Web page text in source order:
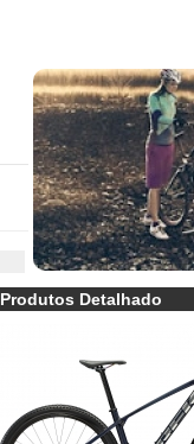
Produtos Detalhado